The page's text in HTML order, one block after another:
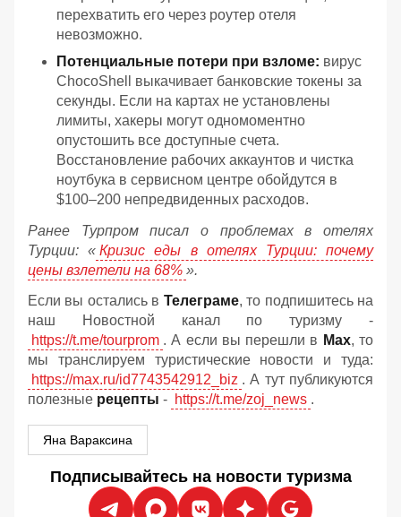
перехватить его через роутер отеля
невозможно.
Потенциальные потери при взломе: вирус
ChocoShell выкачивает банковские токены за
секунды. Если на картах не установлены
лимиты, хакеры могут одномоментно
опустошить все доступные счета.
Восстановление рабочих аккаунтов и чистка
ноутбука в сервисном центре обойдутся в
$100–200 непредвиденных расходов.
Ранее Турпром писал о проблемах в отелях
Турции: « Кризис еды в отелях Турции: почему
цены взлетели на 68% ».
Если вы остались в Телеграме, то подпишитесь на
наш Новостной канал по туризму -
https://t.me/tourprom . А если вы перешли в Мах, то
мы транслируем туристические новости и туда:
https://max.ru/id7743542912_biz . А тут публикуются
полезные рецепты - https://t.me/zoj_news .
Яна Вараксина
Подписывайтесь на новости туризма